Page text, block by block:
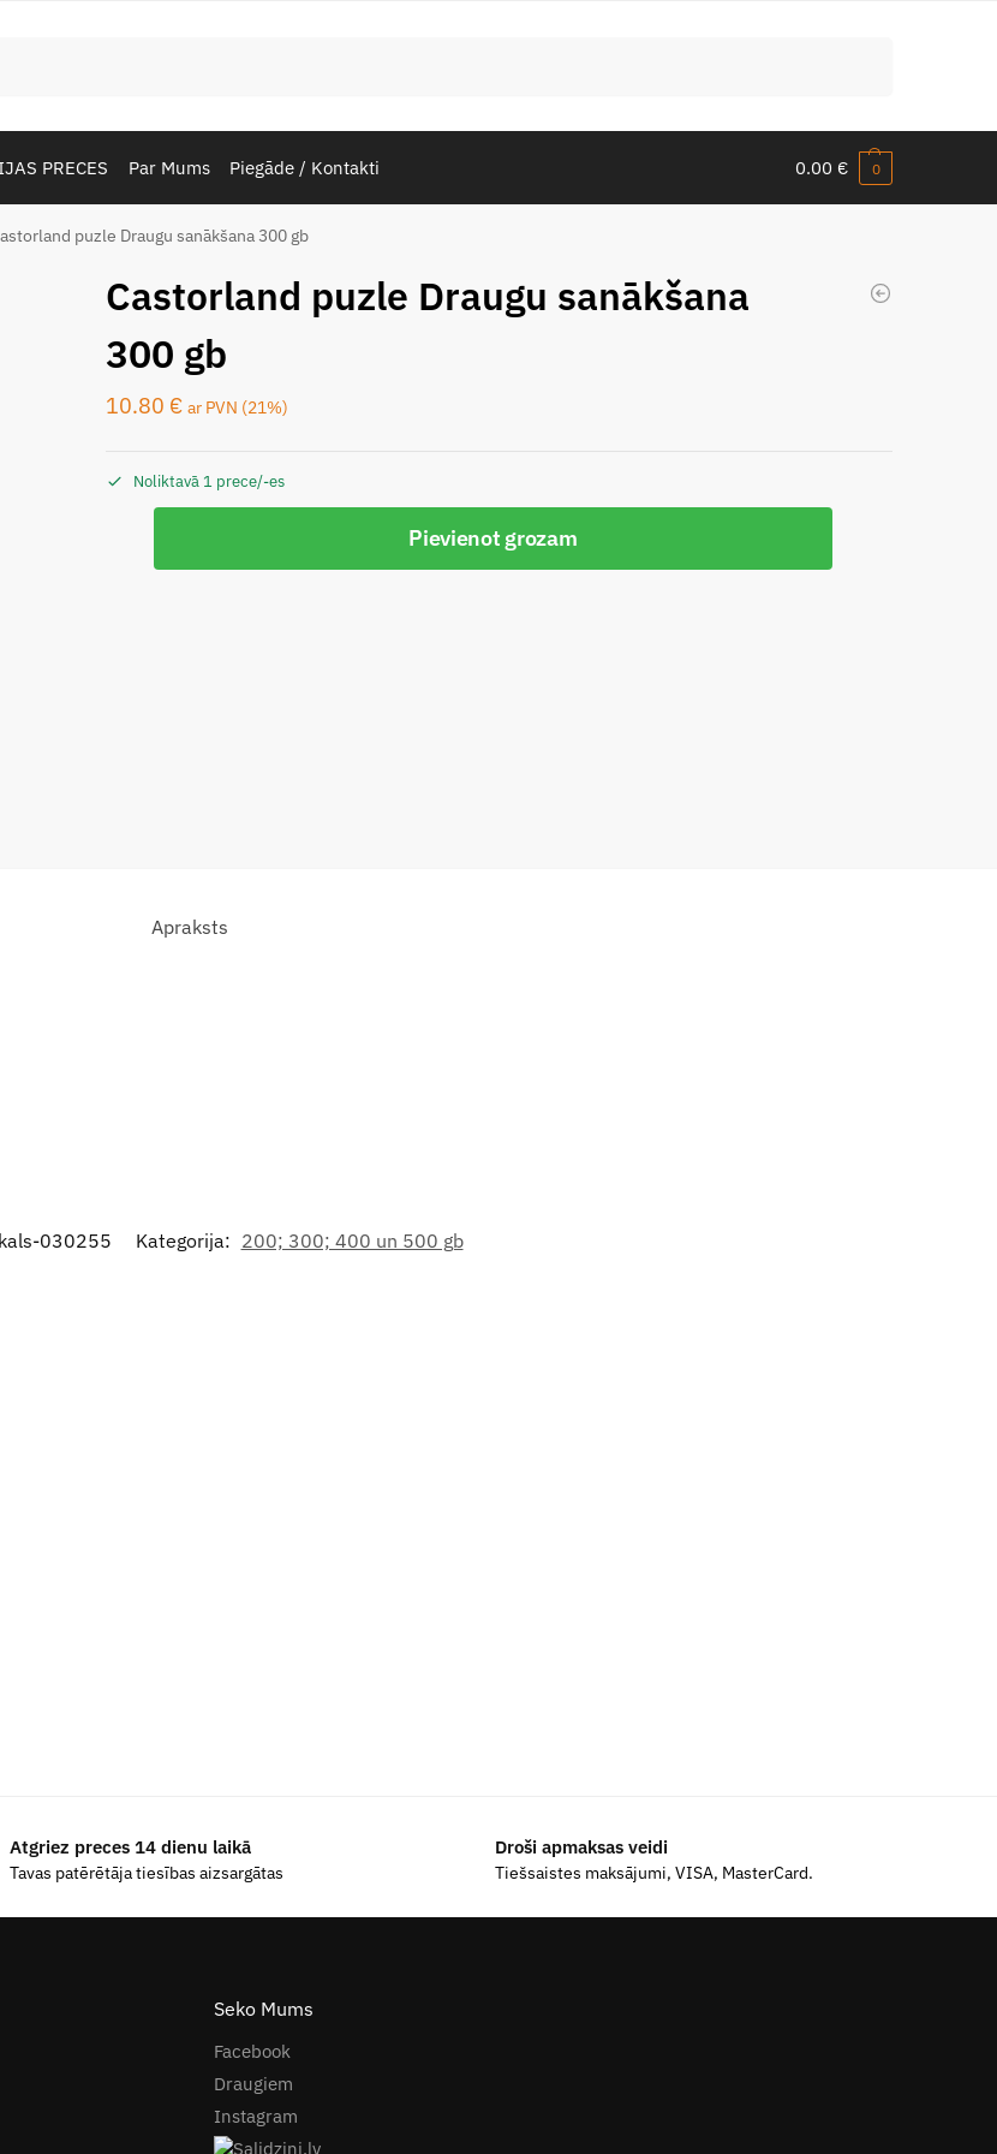
PRECES Par Mums Piegāde / Kontakti 0.00 € 0
puzle Draugu sanākšana 300 gb
Castorland puzle Draugu sanākšana
300 gb
10.80 € ar PVN (21%)
Noliktavā 1 prece/-es
Pievienot grozam
Apraksts
030255 Kategorija: 200; 300; 400 un 500 gb
Atgriez preces 14 dienu laikā
Tavas patērētāja tiesības aizsargātas
Droši apmaksas veidi
Tiešsaistes maksājumi, VISA, MasterCard.
Seko Mums
Facebook
Draugiem
Instagram